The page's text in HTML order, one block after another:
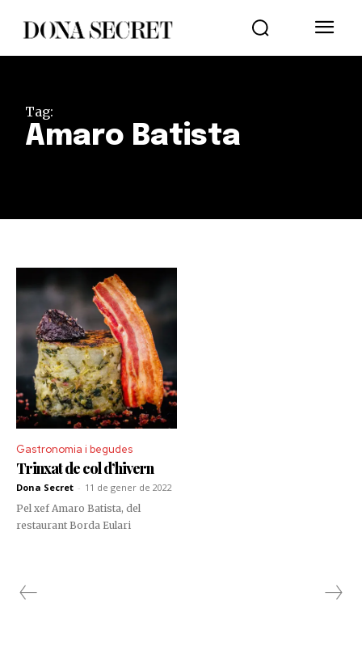
Tag:
Amaro Batista
Gastronomia i begudes
Trinxat de col d’hivern
Dona Secret - 11 de gener de 2022
Pel xef Amaro Batista, del
restaurant Borda Eulari